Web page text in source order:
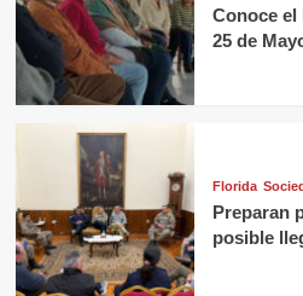
Conoce el
25 de
Florida
Preparan
posible